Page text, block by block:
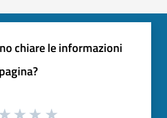
chiare le informazioni